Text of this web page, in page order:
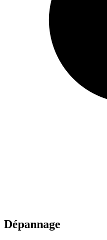
Dépannage